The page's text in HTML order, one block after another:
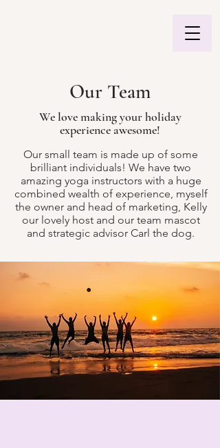
Our Team
We love making your holiday
experience awesome!
Our small team is made up of some
brilliant individuals! We have two
amazing yoga instructors with a huge
combined wealth of experience, myself
the owner and head of marketing, Kelly
our lovely host and our team mascot
and strategic advisor Carl the dog.